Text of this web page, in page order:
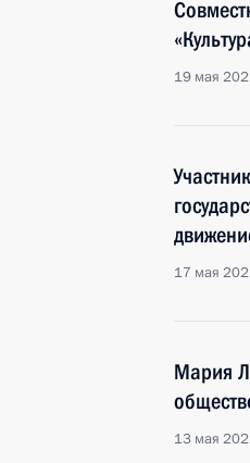
19 мая
17 мая
Мария
13 мая